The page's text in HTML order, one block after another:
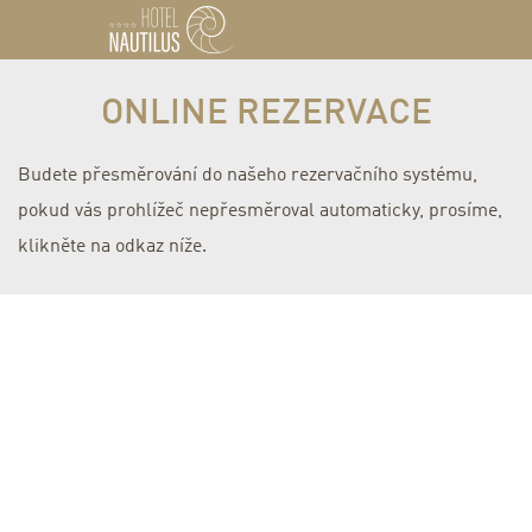
ONLINE REZERVACE
Budete přesměrování do našeho rezervačního systému,
pokud vás prohlížeč nepřesměroval automaticky, prosíme,
klikněte na odkaz níže.